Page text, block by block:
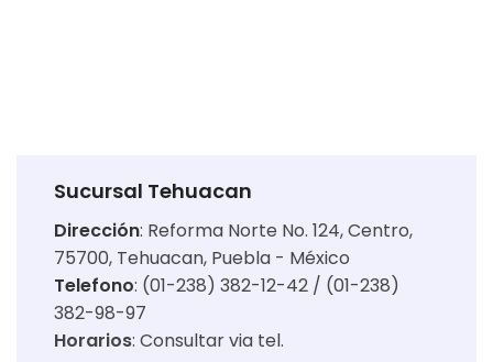
Sucursal Tehuacan
Dirección: Reforma Norte No. 124, Centro,
75700, Tehuacan, Puebla - México
Telefono: (01-238) 382-12-42 / (01-238)
382-98-97
Horarios: Consultar via tel.